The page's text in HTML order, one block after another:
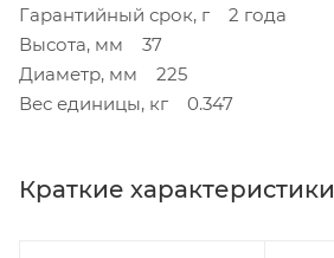
Гарантийный срок, г 2 года
Высота, мм 37
Диаметр, мм 225
Вес единицы, кг 0.347
Краткие характеристики